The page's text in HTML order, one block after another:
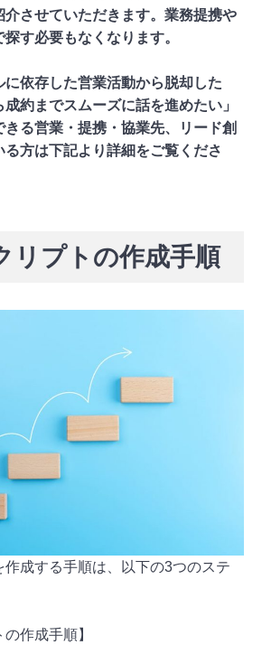
介させていただきます。業務提携や
す必要もなくなります。
に依存した営業活動から脱却した
約までスムーズに話を進めたい」
きる営業・提携・協業先、リード創
方は下記より詳細をご覧くださ
リプトの作成手順
作成する手順は、以下の3つのステ
作成手順】